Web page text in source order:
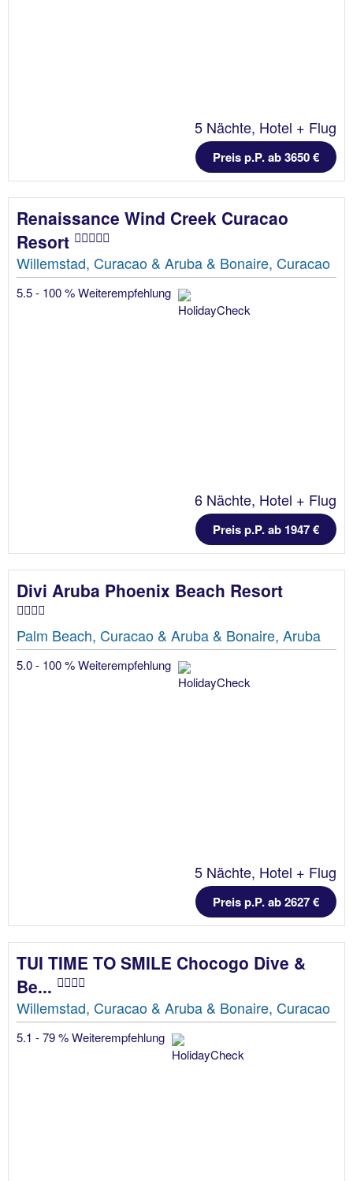
5 Nächte, Hotel + Flug
Preis p.P. ab 3650 €
Renaissance Wind Creek Curacao
Resort
Willemstad, Curacao & Aruba & Bonaire, Curacao
5.5 - 100 % Weiterempfehlung
6 Nächte, Hotel + Flug
Preis p.P. ab 1947 €
Divi Aruba Phoenix Beach Resort
Palm Beach, Curacao & Aruba & Bonaire, Aruba
5.0 - 100 % Weiterempfehlung
5 Nächte, Hotel + Flug
Preis p.P. ab 2627 €
TUI TIME TO SMILE Chocogo Dive &
Be...
Willemstad, Curacao & Aruba & Bonaire, Curacao
5.1 - 79 % Weiterempfehlung